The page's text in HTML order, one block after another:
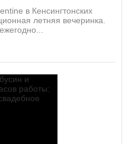
в Кенсингтонских
летняя вечеринка.